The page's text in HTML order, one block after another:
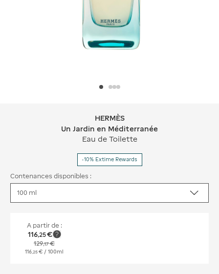
HERMÈS Un Jardin en Méditerranée
HERMÈS
Un Jardin en Méditerranée
Eau de Toilette
-10% Extime Rewards
Contenances disponibles :
A partir de :
116,25€
129,17€
116 25 € / 100ml